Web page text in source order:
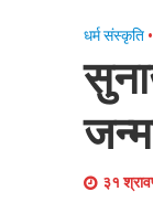
धर्म संस्कृति •
३१